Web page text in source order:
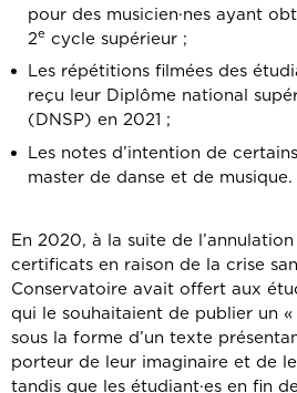
pour des musicien·nes ayant
2e cycle supérieur ;
Les répétitions filmées des
reçu leur Diplôme national
(DNSP) en 2021 ;
Les notes d’intention de
master de danse et de musique.
En 2020, à la suite de
certificats en raison de la crise
Conservatoire avait offert aux
qui le souhaitaient de publier un
sous la forme d’un texte
porteur de leur imaginaire et de
tandis que les étudiant·es en fin de